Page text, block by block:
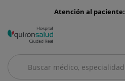
menu-
Atención al paciente:
Buscar
Buscar